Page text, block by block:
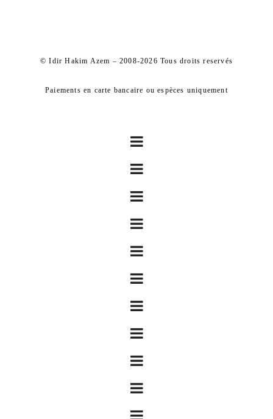
© Idir Hakim Azem – 2008-2026 Tous droits reservés
Paiements en carte bancaire ou espèces uniquement